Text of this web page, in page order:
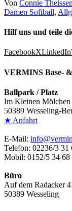
Von Connie Theissen
Damen Softball,
Hilf uns und teile
FacebookXLinkedIn
VERMINS Base-
Ballpark / Platz
Im Kleinen Mölchen
50389 Wesseling-
★ Anfahrt
E-Mail:
Telefon: 02236/3 31
Mobil: 0152/5 34 68
Büro
Auf dem Radacker
50389 Wesseling